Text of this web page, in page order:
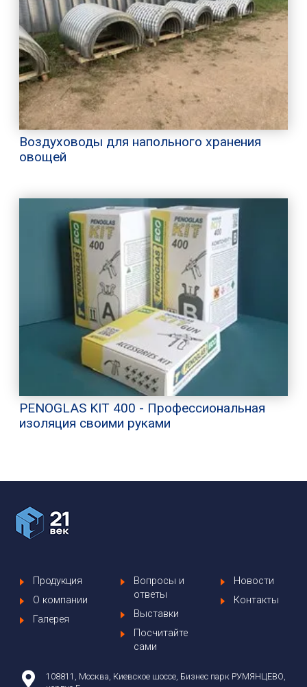
Воздуховоды для напольного хранения
овощей
PENOGLAS KIT 400 - Профессиональная
изоляция своими руками
Продукция
О компании
Галерея
Вопросы и
ответы
Выставки
Посчитайте
сами
Новости
Контакты
108811, Москва, Киевское шоссе, Бизнес парк РУМЯНЦЕВО,